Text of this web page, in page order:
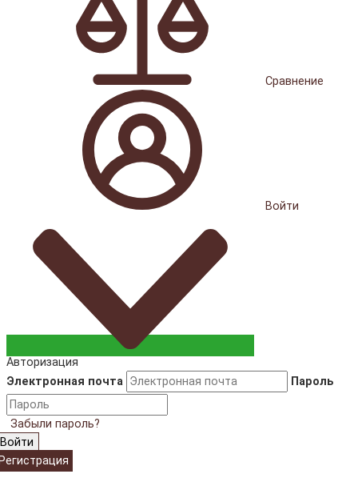
Сравнение
Войти
Авторизация
Электронная почта
Пароль
Забыли пароль?
Войти